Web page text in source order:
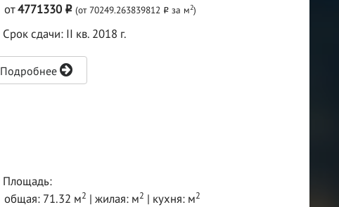
от4771330 o (от 70249.263839812 oза м2)
Срок сдачи: II кв. 2018 г.
Подробнее
Площадь:
общая: 71.32 м2 | жилая: м2 | кухня: м2